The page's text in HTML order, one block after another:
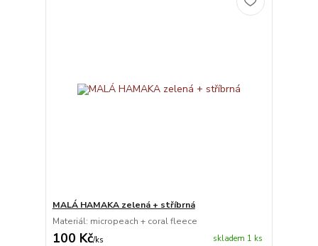
MALÁ HAMAKA zelená + stříbrná
Materiál: micropeach + coral fleece
100 Kč/ks skladem 1 ks